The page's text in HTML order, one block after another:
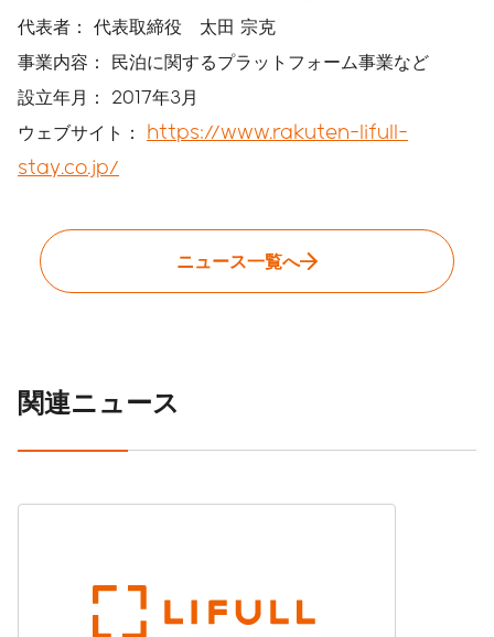
代表者： 代表取締役 太田 宗克
事業内容： 民泊に関するプラットフォーム事業など
設立年月： 2017年3月
ウェブサイト： https://www.rakuten-lifull-
stay.co.jp/
ニュース一覧へ
関連ニュース